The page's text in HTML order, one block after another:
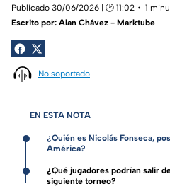
Publicado 30/06/2026 | 🕑 11:02
1
Escrito por: Alan Chávez - Marktube
No soportado
EN ESTA NOTA
¿Quién es Nicolás Fonseca,
América?
¿Qué jugadores podrían salir
siguiente torneo?